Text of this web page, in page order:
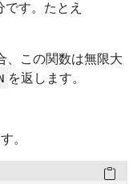
す。たとえ
、この関数は無限大
を返します。
。